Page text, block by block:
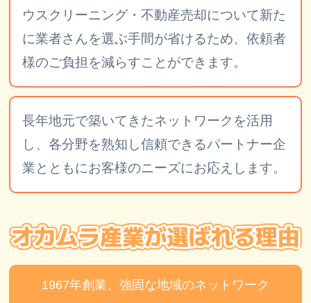
ウスクリーニング・不動産売却について新た
に業者さんを選ぶ手間が省けるため、依頼者
様のご負担を減らすことができます。
長年地元で築いてきたネットワークを活用
し、各分野を熟知し信頼できるパートナー企
業とともにお客様のニーズにお応えします。
1967年創業、強固な地域のネットワーク